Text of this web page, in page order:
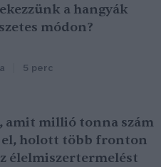
a hangyák
módon?
5 perc
amit millió tonna szám
holott több fronton
élelmiszertermelést